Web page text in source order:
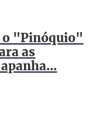
o "Pinóquio"
as